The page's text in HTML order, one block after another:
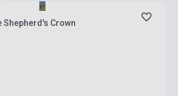
Shepherd's Crown